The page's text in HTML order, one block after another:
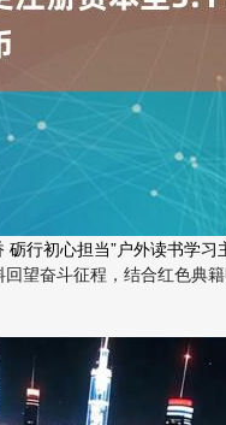
行初心担当”户外读书学习
望奋斗征程，结合红色